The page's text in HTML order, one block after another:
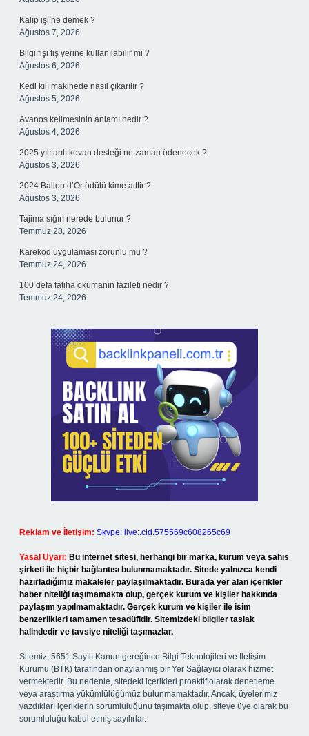
Kalıp işi ne demek ?
Ağustos 7, 2026
Bilgi fişi fiş yerine kullanılabilir mi ?
Ağustos 6, 2026
Kedi kılı makinede nasıl çıkarılır ?
Ağustos 5, 2026
Avanos kelimesinin anlamı nedir ?
Ağustos 4, 2026
2025 yılı arılı kovan desteği ne zaman ödenecek ?
Ağustos 3, 2026
2024 Ballon d’Or ödülü kime aittir ?
Ağustos 3, 2026
Tajima sığırı nerede bulunur ?
Temmuz 28, 2026
Karekod uygulaması zorunlu mu ?
Temmuz 24, 2026
100 defa fatiha okumanın fazileti nedir ?
Temmuz 24, 2026
Reklam ve İletişim: Skype: live:.cid.575569c608265c69
Yasal Uyarı: Bu internet sitesi, herhangi bir marka, kurum veya şahıs
şirketi ile hiçbir bağlantısı bulunmamaktadır. Sitede yalnızca kendi
hazırladığımız makaleler paylaşılmaktadır. Burada yer alan içerikler
haber niteliği taşımamakta olup, gerçek kurum ve kişiler hakkında
paylaşım yapılmamaktadır. Gerçek kurum ve kişiler ile isim
benzerlikleri tamamen tesadüfidir. Sitemizdeki bilgiler taslak
halindedir ve tavsiye niteliği taşımazlar.
Sitemiz, 5651 Sayılı Kanun gereğince Bilgi Teknolojileri ve İletişim
Kurumu (BTK) tarafından onaylanmış bir Yer Sağlayıcı olarak hizmet
vermektedir. Bu nedenle, sitedeki içerikleri proaktif olarak denetleme
veya araştırma yükümlülüğümüz bulunmamaktadır. Ancak, üyelerimiz
yazdıkları içeriklerin sorumluluğunu taşımakta olup, siteye üye olarak bu
sorumluluğu kabul etmiş sayılırlar.